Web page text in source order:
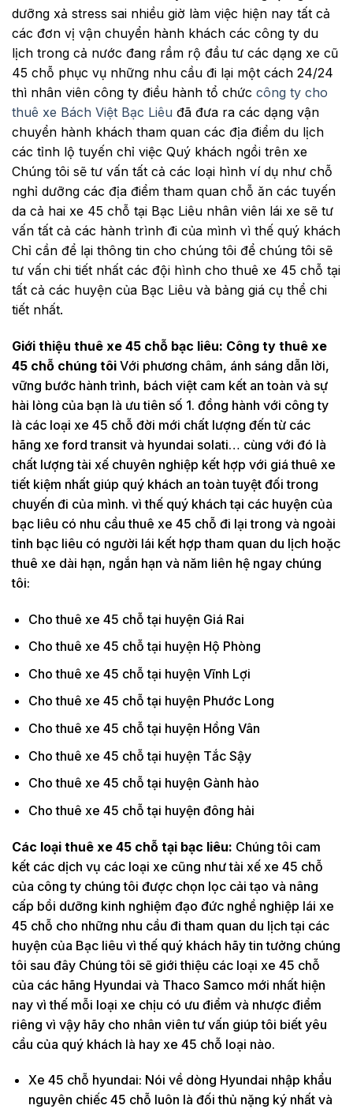
dưỡng xả stress sai nhiều giờ làm việc hiện nay tất cả
các đơn vị vận chuyển hành khách các công ty du
lịch trong cả nước đang rầm rộ đầu tư các dạng xe cũ
45 chỗ phục vụ những nhu cầu đi lại một cách 24/24
thì nhân viên công ty điều hành tổ chức công ty cho
thuê xe Bách Việt Bạc Liêu đã đưa ra các dạng vận
chuyển hành khách tham quan các địa điểm du lịch
các tỉnh lộ tuyến chỉ việc Quý khách ngồi trên xe
Chúng tôi sẽ tư vấn tất cả các loại hình ví dụ như chỗ
nghỉ dưỡng các địa điểm tham quan chỗ ăn các tuyến
da cả hai xe 45 chỗ tại Bạc Liêu nhân viên lái xe sẽ tư
vấn tất cả các hành trình đi của mình vì thế quý khách
Chỉ cần để lại thông tin cho chúng tôi để chúng tôi sẽ
tư vấn chi tiết nhất các đội hình cho thuê xe 45 chỗ tại
tất cả các huyện của Bạc Liêu và bảng giá cụ thể chi
tiết nhất.
Giới thiệu thuê xe 45 chỗ bạc liêu: Công ty thuê xe
45 chỗ chúng tôi Với phương châm, ánh sáng dẫn lời,
vững bước hành trình, bách việt cam kết an toàn và sự
hài lòng của bạn là ưu tiên số 1. đồng hành với công ty
là các loại xe 45 chỗ đời mới chất lượng đến từ các
hãng xe ford transit và hyundai solati… cùng với đó là
chất lượng tài xế chuyên nghiệp kết hợp với giá thuê xe
tiết kiệm nhất giúp quý khách an toàn tuyệt đối trong
chuyến đi của mình. vì thế quý khách tại các huyện của
bạc liêu có nhu cầu thuê xe 45 chỗ đi lại trong và ngoài
tỉnh bạc liêu có người lái kết hợp tham quan du lịch hoặc
thuê xe dài hạn, ngắn hạn và năm liên hệ ngay chúng
tôi:
Cho thuê xe 45 chỗ tại huyện Giá Rai
Cho thuê xe 45 chỗ tại huyện Hộ Phòng
Cho thuê xe 45 chỗ tại huyện Vĩnh Lợi
Cho thuê xe 45 chỗ tại huyện Phước Long
Cho thuê xe 45 chỗ tại huyện Hồng Vân
Cho thuê xe 45 chỗ tại huyện Tắc Sậy
Cho thuê xe 45 chỗ tại huyện Gành hào
Cho thuê xe 45 chỗ tại huyện đông hải
Các loại thuê xe 45 chỗ tại bạc liêu: Chúng tôi cam
kết các dịch vụ các loại xe cũng như tài xế xe 45 chỗ
của công ty chúng tôi được chọn lọc cải tạo và nâng
cấp bồi dưỡng kinh nghiệm đạo đức nghề nghiệp lái xe
45 chỗ cho những nhu cầu đi tham quan du lịch tại các
huyện của Bạc liêu vì thế quý khách hãy tin tưởng chúng
tôi sau đây Chúng tôi sẽ giới thiệu các loại xe 45 chỗ
của các hãng Hyundai và Thaco Samco mới nhất hiện
nay vì thế mỗi loại xe chịu có ưu điểm và nhược điểm
riêng vì vậy hãy cho nhân viên tư vấn giúp tôi biết yêu
cầu của quý khách là hay xe 45 chỗ loại nào.
Xe 45 chỗ hyundai: Nói về dòng Hyundai nhập khẩu
nguyên chiếc 45 chỗ luôn là đối thủ nặng ký nhất và